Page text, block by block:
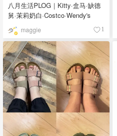
八月生活PLOG｜Kitty·盒马·缺德
舅·茉莉奶白·Costco·Wendy's
maggie 1